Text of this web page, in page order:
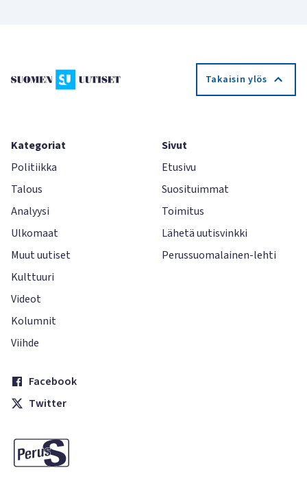
Takaisin ylös
Kategoriat
Politiikka
Talous
Analyysi
Ulkomaat
Muut uutiset
Kulttuuri
Videot
Kolumnit
Viihde
Sivut
Etusivu
Suosituimmat
Toimitus
Lähetä uutisvinkki
Perussuomalainen-lehti
Facebook
Twitter